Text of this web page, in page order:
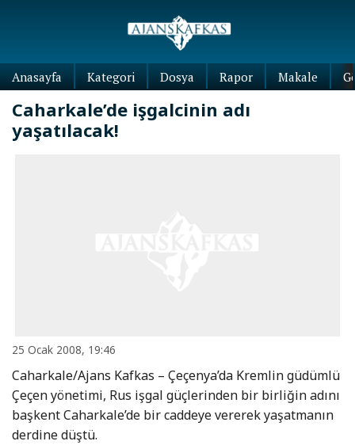
Anasayfa Kategori Dosya Rapor Makale
Caharkale’de işgalcinin adı
yaşatılacak!
25 Ocak 2008, 19:46
Caharkale/Ajans Kafkas – Çeçenya’da Kremlin güdümlü
Çeçen yönetimi, Rus işgal güçlerinden bir birliğin adını
başkent Caharkale’de bir caddeye vererek yaşatmanın
derdine düştü.